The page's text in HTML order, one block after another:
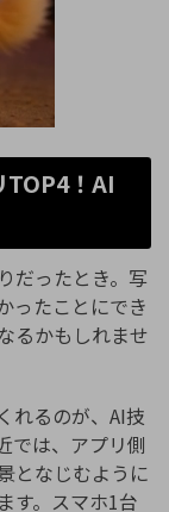
TOP4！AI
だったとき。写
ったことにでき
るかもしれませ
れるのが、AI技
では、アプリ側
となじむように
す。スマホ1台